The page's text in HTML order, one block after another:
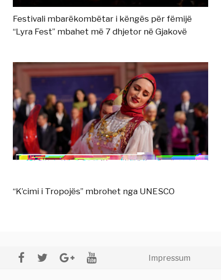
Festivali mbarëkombëtar i këngës për fëmijë
“Lyra Fest” mbahet më 7 dhjetor në Gjakovë
“K’cimi i Tropojës” mbrohet nga UNESCO
Impressum